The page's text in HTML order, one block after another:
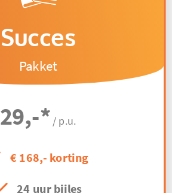
Succes
Pakket
29,-* / p.u.
€ 168,- korting
24 uur bijles